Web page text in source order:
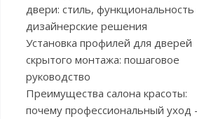
двери: стиль, функциональность
дизайнерские решения
Установка профилей для дверей
скрытого монтажа: пошаговое
руководство
Преимущества салона красоты:
почему профессиональный